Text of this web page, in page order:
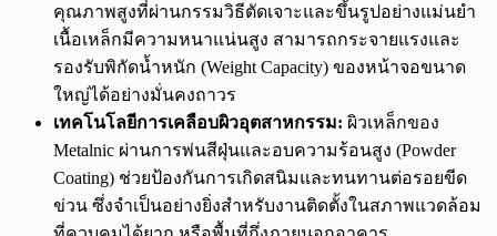
คุณภาพสูงที่ผ่านกรรมวิธีตัดเจาะและขึ้นรูปอย่างแม่นยำ
เนื้อเหล็กมีความหนาแน่นสูง สามารถกระจายแรงและ
รองรับพิกัดน้ำหนัก (Weight Capacity) ของหน้าจอขนาด
ใหญ่ได้อย่างมั่นคงถาวร
เทคโนโลยีการเคลือบผิวอุตสาหกรรม: ผิวเหล็กของ
Metalnic ผ่านการพ่นสีฝุ่นและอบความร้อนสูง (Powder
Coating) ช่วยป้องกันการเกิดสนิมและทนทานต่อรอยขีด
ข่วน ซึ่งจำเป็นอย่างยิ่งสำหรับงานติดตั้งในสภาพแวดล้อม